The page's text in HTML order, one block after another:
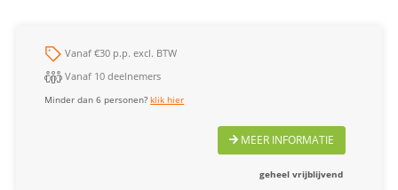
Vanaf €30 p.p. excl. BTW
Vanaf 10 deelnemers
Minder dan 6 personen?klik hier
MEER INFORMATIE
geheel vrijblijvend